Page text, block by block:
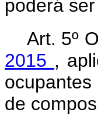
poderá
Art. 5º
2015 ,
de